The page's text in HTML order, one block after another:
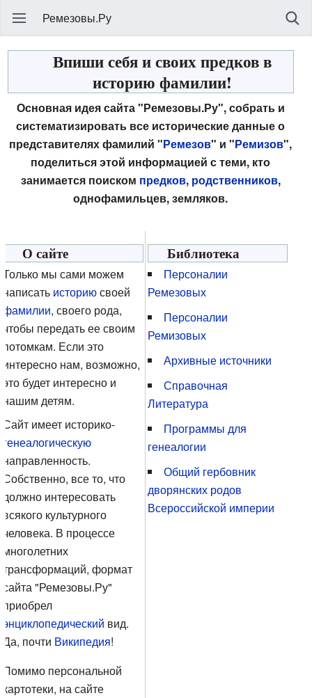
Ремезовы.Ру
Впиши себя и своих предков в
историю фамилии!
Основная идея сайта "Ремезовы.Ру", собрать и
систематизировать все исторические данные о
представителях фамилий "Ремезов" и "Ремизов",
поделиться этой информацией с теми, кто
занимается поиском предков, родственников,
однофамильцев, земляков.
О сайте
Только мы сами можем
написать историюсвоей
фамилии, своего рода,
чтобы передать ее своим
потомкам. Если это
интересно нам, возможно,
это будет интересно и
нашим детям.
Сайт имеет историко-
генеалогическую
направленность.
Собственно, все то, что
должно интересовать
всякого культурного
человека. В процессе
многолетних
трансформаций, формат
сайта "Ремезовы.Ру"
приобрел
энциклопедический вид.
Да, почти Википедия!
Помимо персональной
картотеки, на сайте
Библиотека
Персоналии
Ремезовых
Персоналии
Ремизовых
Архивные источники
Справочная
Литература‎
Программы для
генеалогии‎
Общий гербовник
дворянских родов
Всероссийской империи‎